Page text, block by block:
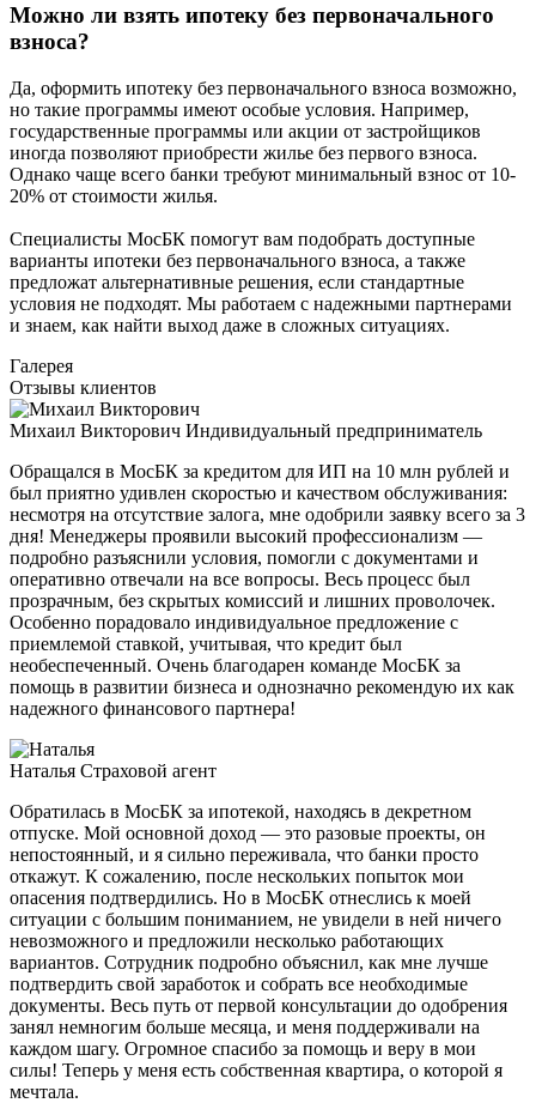
Можно ли взять ипотеку без первоначального
взноса?
Да, оформить ипотеку без первоначального взноса возможно,
но такие программы имеют особые условия. Например,
государственные программы или акции от застройщиков
иногда позволяют приобрести жилье без первого взноса.
Однако чаще всего банки требуют минимальный взнос от 10-
20% от стоимости жилья.
Специалисты МосБК помогут вам подобрать доступные
варианты ипотеки без первоначального взноса, а также
предложат альтернативные решения, если стандартные
условия не подходят. Мы работаем с надежными партнерами
и знаем, как найти выход даже в сложных ситуациях.
Галерея
Отзывы клиентов
Михаил Викторович Индивидуальный предприниматель
Обращался в МосБК за кредитом для ИП на 10 млн рублей и
был приятно удивлен скоростью и качеством обслуживания:
несмотря на отсутствие залога, мне одобрили заявку всего за 3
дня! Менеджеры проявили высокий профессионализм —
подробно разъяснили условия, помогли с документами и
оперативно отвечали на все вопросы. Весь процесс был
прозрачным, без скрытых комиссий и лишних проволочек.
Особенно порадовало индивидуальное предложение с
приемлемой ставкой, учитывая, что кредит был
необеспеченный. Очень благодарен команде МосБК за
помощь в развитии бизнеса и однозначно рекомендую их как
надежного финансового партнера!
Наталья Страховой агент
Обратилась в МосБК за ипотекой, находясь в декретном
отпуске. Мой основной доход — это разовые проекты, он
непостоянный, и я сильно переживала, что банки просто
откажут. К сожалению, после нескольких попыток мои
опасения подтвердились. Но в МосБК отнеслись к моей
ситуации с большим пониманием, не увидели в ней ничего
невозможного и предложили несколько работающих
вариантов. Сотрудник подробно объяснил, как мне лучше
подтвердить свой заработок и собрать все необходимые
документы. Весь путь от первой консультации до одобрения
занял немногим больше месяца, и меня поддерживали на
каждом шагу. Огромное спасибо за помощь и веру в мои
силы! Теперь у меня есть собственная квартира, о которой я
мечтала.